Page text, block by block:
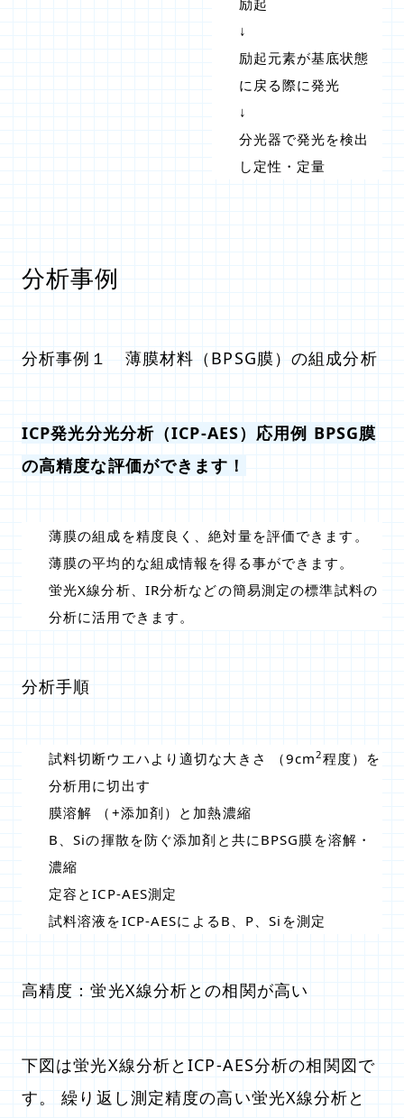
励起
↓
励起元素が基底状態
に戻る際に発光
↓
分光器で発光を検出
し定性・定量
分析事例
分析事例１ 薄膜材料（BPSG膜）の組成分析
ICP発光分光分析（ICP-AES）応用例 BPSG膜
の高精度な評価ができます！
薄膜の組成を精度良く、絶対量を評価できます。
薄膜の平均的な組成情報を得る事ができます。
蛍光X線分析、IR分析などの簡易測定の標準試料の
分析に活用できます。
分析手順
試料切断ウエハより適切な大きさ （9cm2程度）を
分析用に切出す
膜溶解 （+添加剤）と加熱濃縮
B、Siの揮散を防ぐ添加剤と共にBPSG膜を溶解・
濃縮
定容とICP-AES測定
試料溶液をICP-AESによるB、P、Siを測定
高精度：蛍光X線分析との相関が高い
下図は蛍光X線分析とICP-AES分析の相関図で
す。 繰り返し測定精度の高い蛍光X線分析と